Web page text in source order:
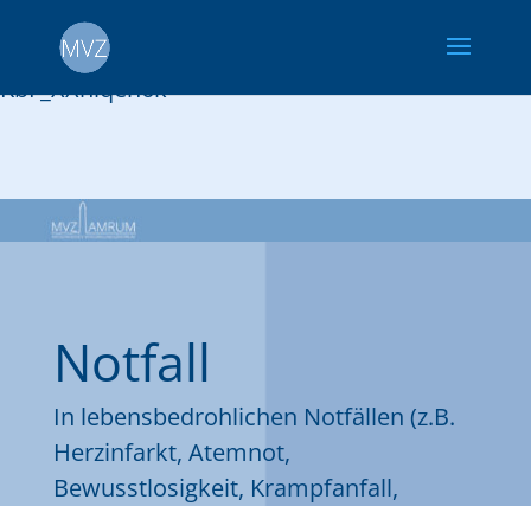
google-site-
KbF_XXhlqen6k
Notfall
In lebensbedrohlichen Notfällen (z.B.
Herzinfarkt, Atemnot,
Bewusstlosigkeit, Krampfanfall,